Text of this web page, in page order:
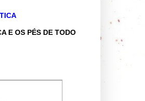
E OS PÉS DE TODO